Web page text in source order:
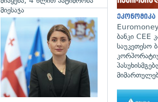
მიესაჯა
გადახედვა
ეკონომიკა
ბანკი CEE
საუკეთესო